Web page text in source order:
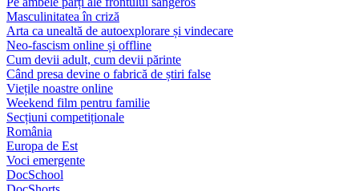
Masculinitatea în criză
Arta ca unealtă de autoexplorare și vindecare
Neo-fascism online și offline
Cum devii adult, cum devii părinte
Când presa devine o fabrică de știri false
Viețile noastre online
Weekend film pentru familie
Secțiuni competiționale
România
Europa de Est
Voci emergente
DocSchool